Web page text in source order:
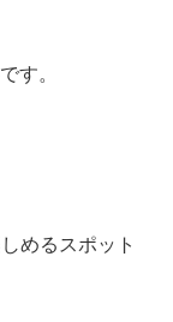
す。
めるスポット